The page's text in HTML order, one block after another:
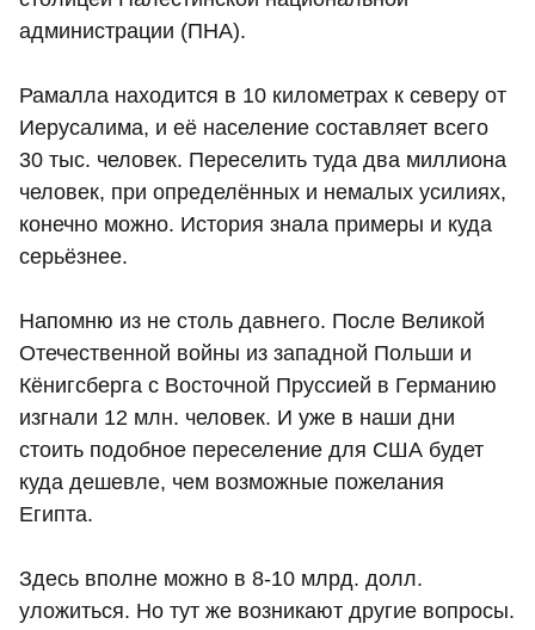
администрации (ПНА).
Рамалла находится в 10 километрах к северу от
Иерусалима, и её население составляет всего
30 тыс. человек. Переселить туда два миллиона
человек, при определённых и немалых усилиях,
конечно можно. История знала примеры и куда
серьёзнее.
Напомню из не столь давнего. После Великой
Отечественной войны из западной Польши и
Кёнигсберга с Восточной Пруссией в Германию
изгнали 12 млн. человек. И уже в наши дни
стоить подобное переселение для США будет
куда дешевле, чем возможные пожелания
Египта.
Здесь вполне можно в 8-10 млрд. долл.
уложиться. Но тут же возникают другие вопросы.